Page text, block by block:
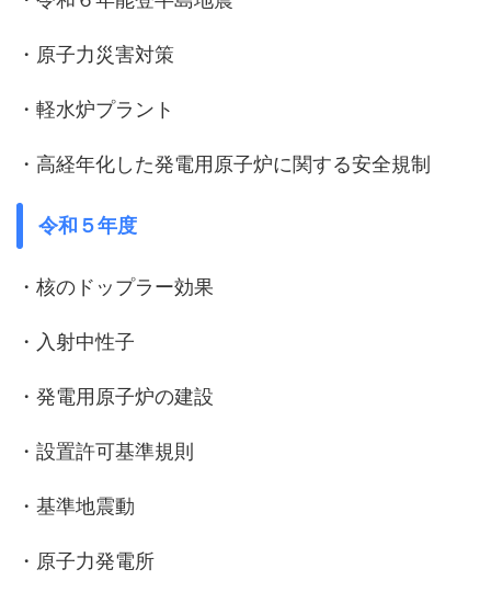
・原子力災害対策
・軽水炉プラント
・高経年化した発電用原子炉に関する安全規制
令和５年度
・核のドップラー効果
・入射中性子
・発電用原子炉の建設
・設置許可基準規則
・基準地震動
・原子力発電所